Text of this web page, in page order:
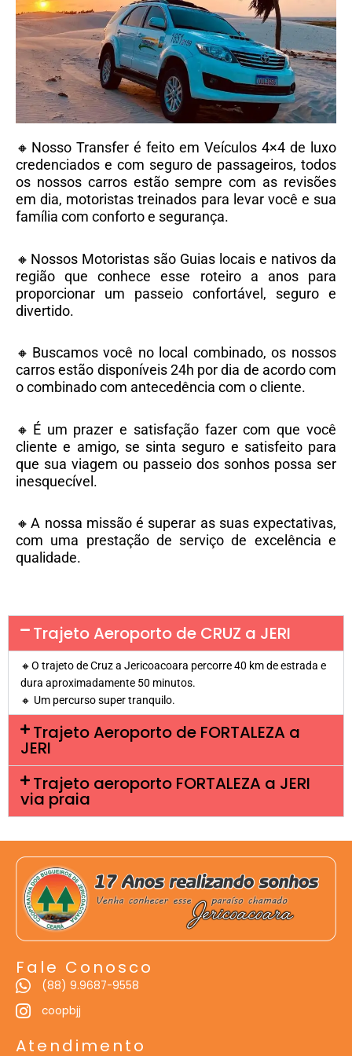
🔸Nosso Transfer é feito em Veículos 4×4 de luxo
credenciados e com seguro de passageiros, todos
os nossos carros estão sempre com as revisões
em dia, motoristas treinados para levar você e sua
família com conforto e segurança.
🔸Nossos Motoristas são Guias locais e nativos da
região que conhece esse roteiro a anos para
proporcionar um passeio confortável, seguro e
divertido.
🔸Buscamos você no local combinado, os nossos
carros estão disponíveis 24h por dia de acordo com
o combinado com antecedência com o cliente.
🔸É um prazer e satisfação fazer com que você
cliente e amigo, se sinta seguro e satisfeito para
que sua viagem ou passeio dos sonhos possa ser
inesquecível.
🔸A nossa missão é superar as suas expectativas,
com uma prestação de serviço de excelência e
qualidade.
Trajeto Aeroporto de CRUZ a JERI
🔸O trajeto de Cruz a Jericoacoara percorre 40 km de estrada e
dura aproximadamente 50 minutos.
🔸 Um percurso super tranquilo.
Trajeto Aeroporto de FORTALEZA a
JERI
Trajeto aeroporto FORTALEZA a JERI
via praia
Fale Conosco
(88) 9.9687-9558
coopbjj
Atendimento